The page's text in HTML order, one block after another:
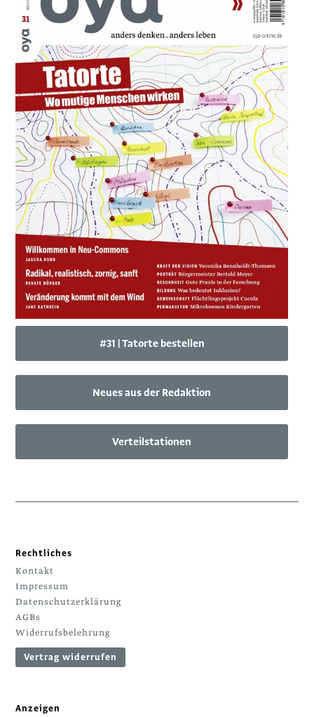
#31 | Tatorte bestellen
Neues aus der Redaktion
Verteilstationen
Rechtliches
Kontakt
Impressum
Datenschutzerklärung
AGBs
Widerrufsbelehrung
Vertrag widerrufen
Anzeigen